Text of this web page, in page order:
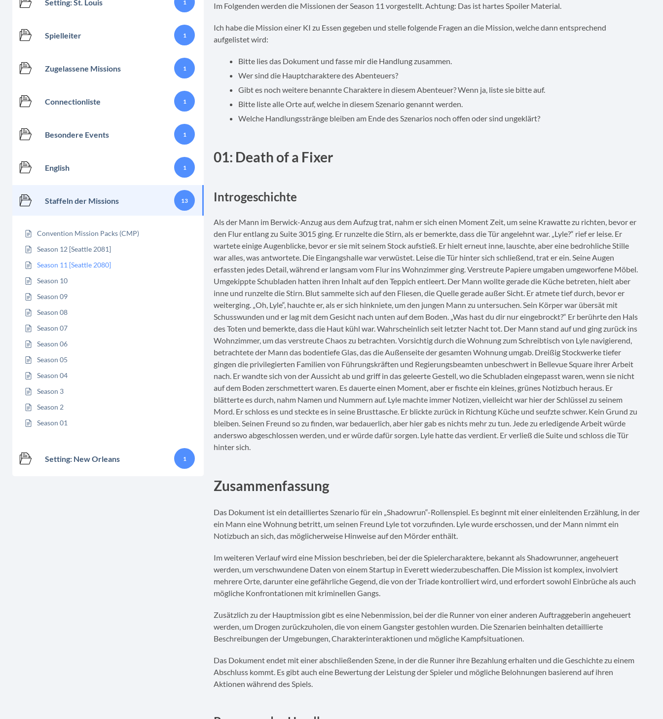
Setting: St. Louis 1
Spielleiter 1
Zugelassene Missions 1
Connectionliste 1
Besondere Events 1
English 1
Staffeln der Missions 13
Convention Mission Packs (CMP)
Season 12 [Seattle 2081]
Season 11 [Seattle 2080]
Season 10
Season 09
Season 08
Season 07
Season 06
Season 05
Season 04
Season 3
Season 2
Season 01
Setting: New Orleans 1
Im Folgenden werden die Missionen der Season 11 vorgestellt. Achtung: Das ist hartes Spoiler Material.
Ich habe die Mission einer KI zu Essen gegeben und stelle folgende Fragen an die Mission, welche dann entsprechend
aufgelistet wird:
Bitte lies das Dokument und fasse mir die Handlung zusammen.
Wer sind die Hauptcharaktere des Abenteuers?
Gibt es noch weitere benannte Charaktere in diesem Abenteuer? Wenn ja, liste sie bitte auf.
Bitte liste alle Orte auf, welche in diesem Szenario genannt werden.
Welche Handlungsstränge bleiben am Ende des Szenarios noch offen oder sind ungeklärt?
01: Death of a Fixer
Introgeschichte
Als der Mann im Berwick-Anzug aus dem Aufzug trat, nahm er sich einen Moment Zeit, um seine Krawatte zu richten, bevor er
den Flur entlang zu Suite 3015 ging. Er runzelte die Stirn, als er bemerkte, dass die Tür angelehnt war. „Lyle?“ rief er leise. Er
wartete einige Augenblicke, bevor er sie mit seinem Stock aufstieß. Er hielt erneut inne, lauschte, aber eine bedrohliche Stille
war alles, was antwortete. Die Eingangshalle war verwüstet. Leise die Tür hinter sich schließend, trat er ein. Seine Augen
erfassten jedes Detail, während er langsam vom Flur ins Wohnzimmer ging. Verstreute Papiere umgaben umgeworfene Möbel.
Umgekippte Schubladen hatten ihren Inhalt auf den Teppich entleert. Der Mann wollte gerade die Küche betreten, hielt aber
inne und runzelte die Stirn. Blut sammelte sich auf den Fliesen, die Quelle gerade außer Sicht. Er atmete tief durch, bevor er
weiterging. „Oh, Lyle“, hauchte er, als er sich hinkniete, um den jungen Mann zu untersuchen. Sein Körper war übersät mit
Schusswunden und er lag mit dem Gesicht nach unten auf dem Boden. „Was hast du dir nur eingebrockt?“ Er berührte den Hals
des Toten und bemerkte, dass die Haut kühl war. Wahrscheinlich seit letzter Nacht tot. Der Mann stand auf und ging zurück ins
Wohnzimmer, um das verstreute Chaos zu betrachten. Vorsichtig durch die Wohnung zum Schreibtisch von Lyle navigierend,
betrachtete der Mann das bodentiefe Glas, das die Außenseite der gesamten Wohnung umgab. Dreißig Stockwerke tiefer
gingen die privilegierten Familien von Führungskräften und Regierungsbeamten unbeschwert in Bellevue Square ihrer Arbeit
nach. Er wandte sich von der Aussicht ab und griff in das geleerte Gestell, wo die Schubladen eingepasst waren, wenn sie nicht
auf dem Boden zerschmettert waren. Es dauerte einen Moment, aber er fischte ein kleines, grünes Notizbuch heraus. Er
blätterte es durch, nahm Namen und Nummern auf. Lyle machte immer Notizen, vielleicht war hier der Schlüssel zu seinem
Mord. Er schloss es und steckte es in seine Brusttasche. Er blickte zurück in Richtung Küche und seufzte schwer. Kein Grund zu
bleiben. Seinen Freund so zu finden, war bedauerlich, aber hier gab es nichts mehr zu tun. Jede zu erledigende Arbeit würde
anderswo abgeschlossen werden, und er würde dafür sorgen. Lyle hatte das verdient. Er verließ die Suite und schloss die Tür
hinter sich.
Zusammenfassung
Das Dokument ist ein detailliertes Szenario für ein „Shadowrun“-Rollenspiel. Es beginnt mit einer einleitenden Erzählung, in der
ein Mann eine Wohnung betritt, um seinen Freund Lyle tot vorzufinden. Lyle wurde erschossen, und der Mann nimmt ein
Notizbuch an sich, das möglicherweise Hinweise auf den Mörder enthält.
Im weiteren Verlauf wird eine Mission beschrieben, bei der die Spielercharaktere, bekannt als Shadowrunner, angeheuert
werden, um verschwundene Daten von einem Startup in Everett wiederzubeschaffen. Die Mission ist komplex, involviert
mehrere Orte, darunter eine gefährliche Gegend, die von der Triade kontrolliert wird, und erfordert sowohl Einbrüche als auch
mögliche Konfrontationen mit kriminellen Gangs.
Zusätzlich zu der Hauptmission gibt es eine Nebenmission, bei der die Runner von einer anderen Auftraggeberin angeheuert
werden, um Drogen zurückzuholen, die von einem Gangster gestohlen wurden. Die Szenarien beinhalten detaillierte
Beschreibungen der Umgebungen, Charakterinteraktionen und mögliche Kampfsituationen.
Das Dokument endet mit einer abschließenden Szene, in der die Runner ihre Bezahlung erhalten und die Geschichte zu einem
Abschluss kommt. Es gibt auch eine Bewertung der Leistung der Spieler und mögliche Belohnungen basierend auf ihren
Aktionen während des Spiels.